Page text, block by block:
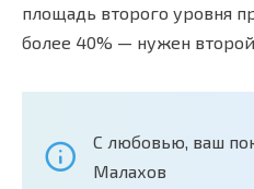
площадь второго уровня
более 40% — нужен второй
С любовью, ваш
Малахов